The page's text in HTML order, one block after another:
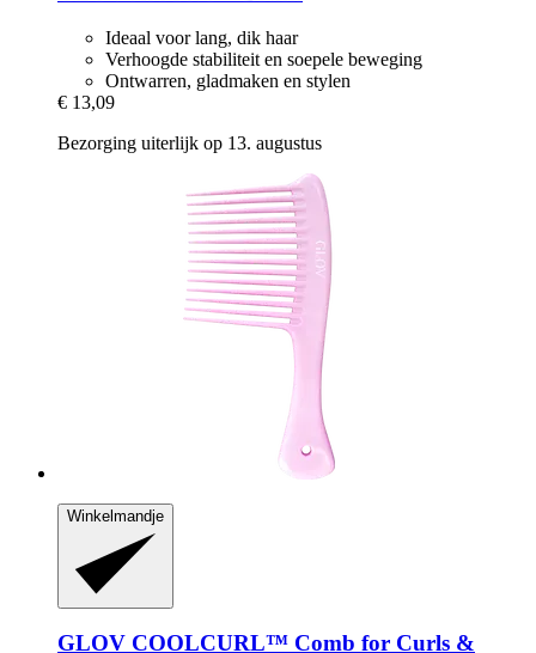
Ideaal voor lang, dik haar
Verhoogde stabiliteit en soepele beweging
Ontwarren, gladmaken en stylen
€ 13,09
Bezorging uiterlijk op 13. augustus
Winkelmandje
GLOV COOLCURL™ Comb for Curls &